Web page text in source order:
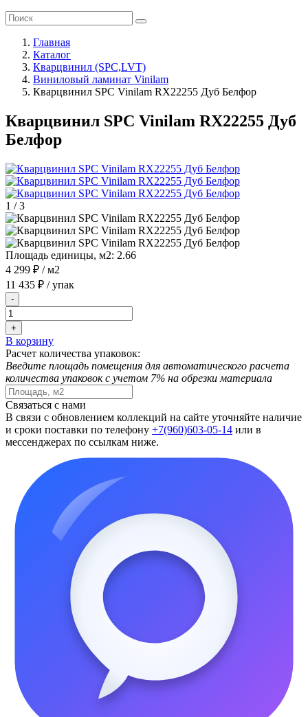
Главная
Каталог
Кварцвинил (SPC,LVT)
Виниловый ламинат Vinilam
Кварцвинил SPC Vinilam RX22255 Дуб Белфор
Кварцвинил SPC Vinilam RX22255 Дуб
Белфор
1 /3
Площадь единицы, м2: 2.66
4 299 ₽ / м2
11 435 ₽ / упак
-
+
В корзину
Расчет количества упаковок:
Введите площадь помещения для автоматического расчета
количества упаковок с учетом 7% на обрезки материала
Связаться с нами
В связи с обновлением коллекций на сайте уточняйте наличие
и сроки поставки по телефону +7(960)603-05-14 или в
мессенджерах по ссылкам ниже.